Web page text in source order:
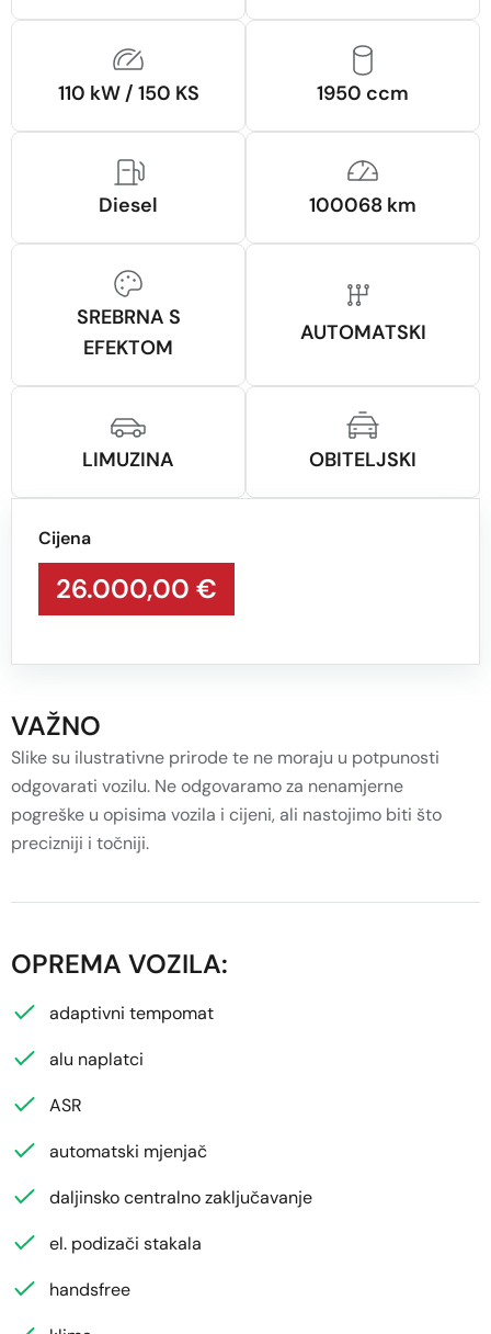
Cijena
26.000,00 €
110 kW / 150 KS 1950 ccm
Diesel 100068 km
SREBRNA S
EFEKTOM
AUTOMATSKI
LIMUZINA OBITELJSKI
VAŽNO
Slike su ilustrativne prirode te ne moraju u potpunosti
odgovarati vozilu. Ne odgovaramo za nenamjerne
pogreške u opisima vozila i cijeni, ali nastojimo biti što
precizniji i točniji.
OPREMA VOZILA:
adaptivni tempomat
alu naplatci
ASR
automatski mjenjač
daljinsko centralno zaključavanje
el. podizači stakala
handsfree